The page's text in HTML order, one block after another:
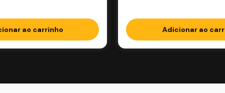
ao carrinho Adicionar ao